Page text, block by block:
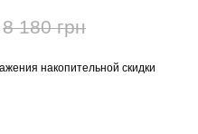
8 180 грн
накопительной скидки